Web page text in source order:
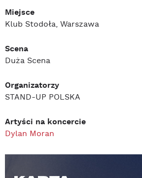
Miejsce
Klub Stodoła, Warszawa
Scena
Duża Scena
Organizatorzy
STAND-UP POLSKA
Artyści na koncercie
Dylan Moran